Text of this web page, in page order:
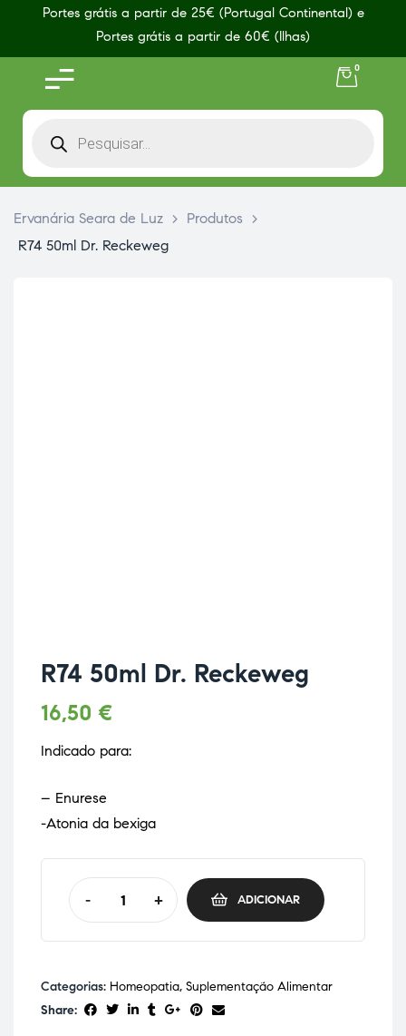
Portes grátis a partir de 25€ (Portugal Continental) e
Portes grátis a partir de 60€ (Ilhas)
0
Ervanária Seara de Luz > Produtos
>
R74 50ml Dr. Reckeweg
R74 50ml Dr. Reckeweg
16,50 €
Indicado para:
– Enurese
-Atonia da bexiga
- + ADICIONAR
Categorias: Homeopatia, Suplementação Alimentar
Share: